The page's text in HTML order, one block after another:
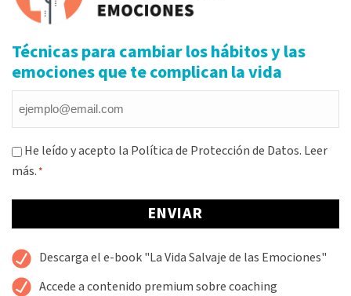
Técnicas para cambiar los hábitos y las
emociones que te complican la vida
Consentimiento
*
He leído y acepto la Política de Protección de Datos. Leer
más.*
Alternative:
Descarga el e-book "La Vida Salvaje de las Emociones"
Accede a contenido premium sobre coaching